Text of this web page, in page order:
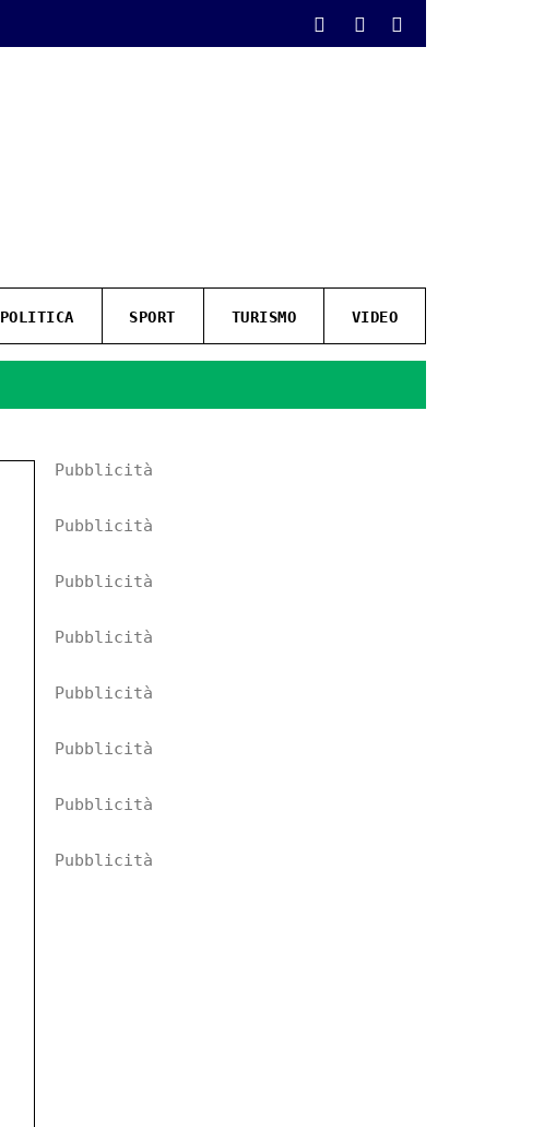
POLITICA SPORT TURISMO VIDEO
Pubblicità
Pubblicità
Pubblicità
Pubblicità
Pubblicità
Pubblicità
Pubblicità
Pubblicità